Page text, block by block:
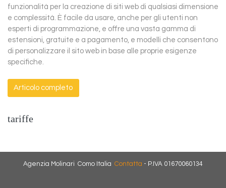
funzionalità per la creazione di siti web di qualsiasi dimensione
e complessità. È facile da usare, anche per gli utenti non
esperti di programmazione, e offre una vasta gamma di
estensioni, gratuite e a pagamento, e modelli che consentono
di personalizzare il sito web in base alle proprie esigenze
specifiche.
Articolo completo
tariffe
Agenzia Molinari Como Italia Contatta - P.IVA 01670060134